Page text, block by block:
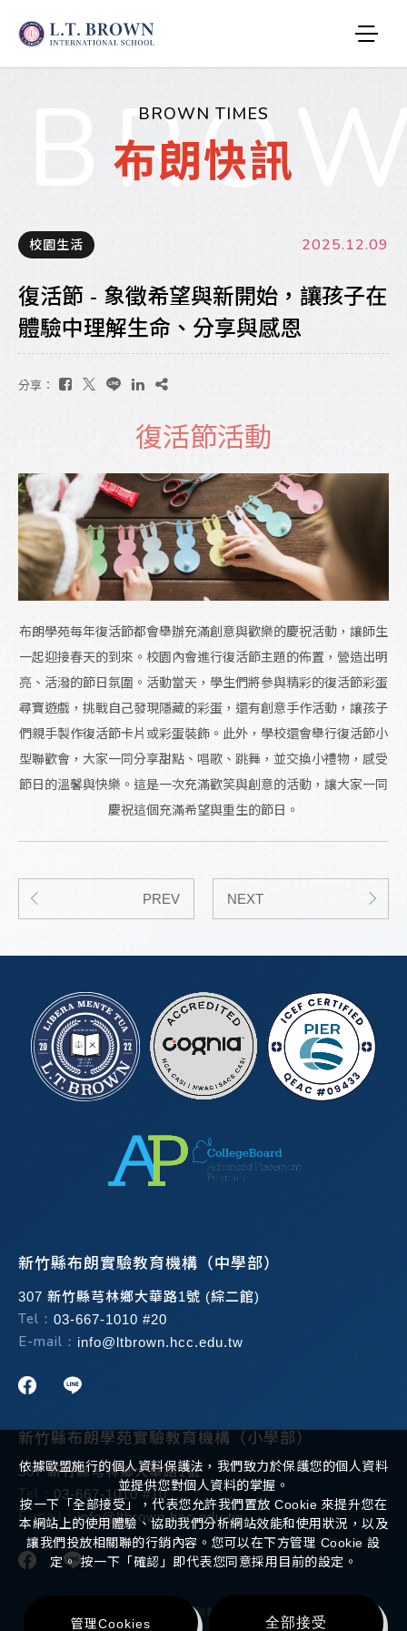
BROWN TIMES
布朗快訊
校園生活 2025.12.09
復活節 - 象徵希望與新開始，讓孩子在
體驗中理解生命、分享與感恩
分享：
復活節活動
布朗學苑每年復活節都會舉辦充滿創意與歡樂的慶祝活動，讓師生
一起迎接春天的到來。校園內會進行復活節主題的佈置，營造出明
亮、活潑的節日氛圍。活動當天，學生們將參與精彩的復活節彩蛋
尋寶遊戲，挑戰自己發現隱藏的彩蛋，還有創意手作活動，讓孩子
們親手製作復活節卡片或彩蛋裝飾。此外，學校還會舉行復活節小
型聯歡會，大家一同分享甜點、唱歌、跳舞，並交換小禮物，感受
節日的溫馨與快樂。這是一次充滿歡笑與創意的活動，讓大家一同
慶祝這個充滿希望與重生的節日。
PREV NEXT
新竹縣布朗實驗教育機構（中學部）
307 新竹縣芎林鄉大華路1號 (綜二館)
Tel： 03-667-1010 #20
E-mail： info@ltbrown.hcc.edu.tw
新竹縣布朗學苑實驗教育機構（小學部）
307 新竹縣芎林鄉大華路1號
Tel： 03-667-1010 #10
E-mail：info@ltbrown.hcc.edu.tw
布朗學苑實驗教育機構
依據歐盟施行的個人資料保護法，我們致力於保護您的個人資料
並提供您對個人資料的掌握。
按一下「全部接受」，代表您允許我們置放 Cookie 來提升您在
本網站上的使用體驗、協助我們分析網站效能和使用狀況，以及
讓我們投放相關聯的行銷內容。您可以在下方管理 Cookie 設
定。 按一下「確認」即代表您同意採用目前的設定。
管理Cookies 全部接受